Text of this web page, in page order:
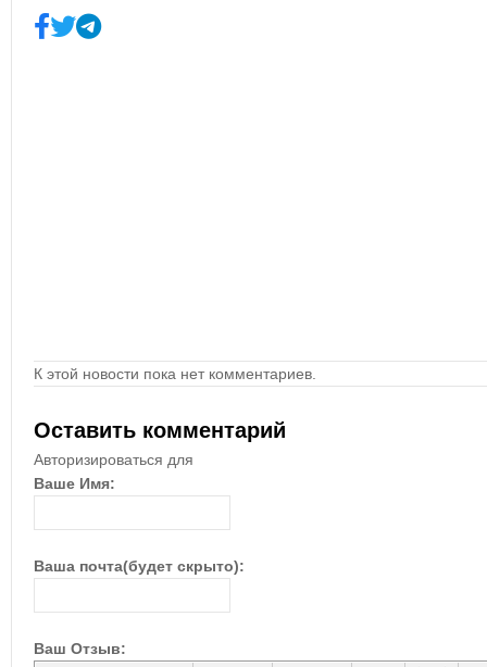
К этой новости пока нет комментариев.
Оставить комментарий
Авторизироваться для
Ваше Имя:
Ваша почта(будет скрыто):
Ваш Отзыв: